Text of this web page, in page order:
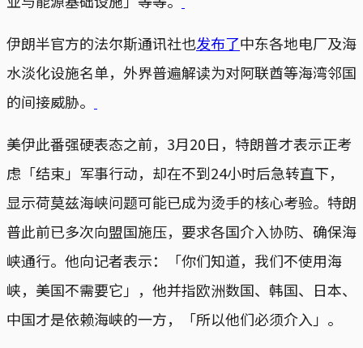
伊朗半官方的法尔斯通讯社也发布了中东各地电厂及海
水淡化设施名单，外界普遍解读为对阿联酋等海湾邻国
的间接威胁。
美伊此番强硬表态之前，3月20日，特朗普才表示正考
虑「结束」军事行动，却在不到24小时后急转直下，
显示荷莫兹海峡问题可能已成为烫手的核心考验。特朗
普此前已多次向盟国施压，要求各国介入协防、确保海
峡通行。他向记者表示：「你们知道，我们不使用海
峡，美国不需要它」，他并指欧洲数国、韩国、日本、
中国才是依赖海峡的一方，「所以他们必须介入」。